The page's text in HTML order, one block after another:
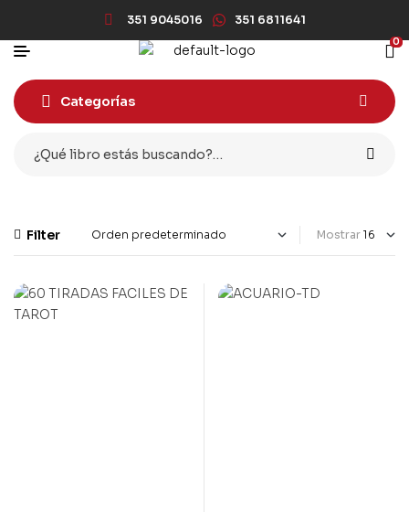
351 9045016 351 6811641
0
Categorías
Filter Mostrar